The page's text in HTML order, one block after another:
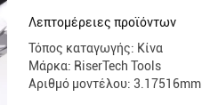
Λεπτομέρειες προϊόντων
Τόπος καταγωγής: Κίνα
Μάρκα: RiserTech Tools
Αριθμό μοντέλου: 3.17516mm